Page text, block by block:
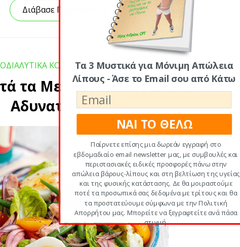
Διάβασε Περισσότερα
ΚΟΛΠΑ ΚΑΙ ΣΥΜΒΟΥΛΕΣ,ΕΠΙΛΕΓΜΕΝΑ
τα Μεσημεριανά Γεύματα
Αδυνατίσματος
Τα 3 Μυστικά για Μόνιμη Απώλεια
Λίπους - Άσε το Email σου από Κάτω
ΝΑΙ ΤΟ ΘΕΛΩ
Παίρνετε επίσης μια δωρεάν εγγραφή στο
εβδομαδιαίο email newsletter μας, με συμβουλές και
περιστασιακές ειδικές προσφορές πάνω στην
απώλεια βάρους-λίπους και στη βελτίωση της υγείας
και της φυσικής κατάστασης. Δε θα μοιραστούμε
ποτέ τα προσωπικά σας δεδομένα με τρίτους και θα
τα προστατεύουμε σύμφωνα με την Πολιτική
Απορρήτου μας. Μπορείτε να ξεγραφτείτε ανά πάσα
στιγμή.
POWERED BY